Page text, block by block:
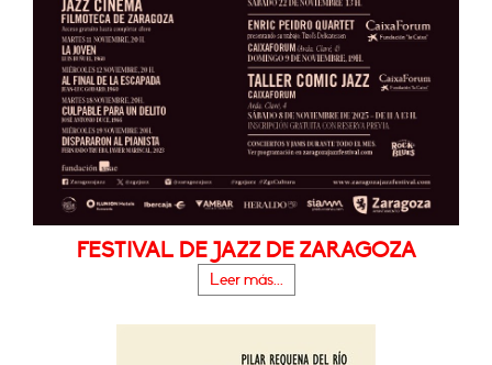
FESTIVAL DE JAZZ DE ZARAGOZA
Leer más...